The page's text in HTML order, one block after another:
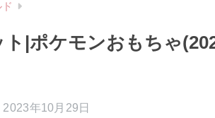
|ポケモンおもちゃ
2023年10月29日